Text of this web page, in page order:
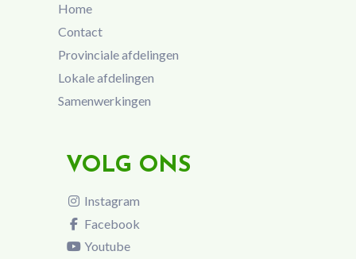
Home
Contact
Provinciale afdelingen
Lokale afdelingen
Samenwerkingen
VOLG ONS
Instagram
Facebook
Youtube